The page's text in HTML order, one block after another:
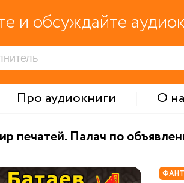
и обсуждайте
Про аудиокниги О
печатей. Палач по